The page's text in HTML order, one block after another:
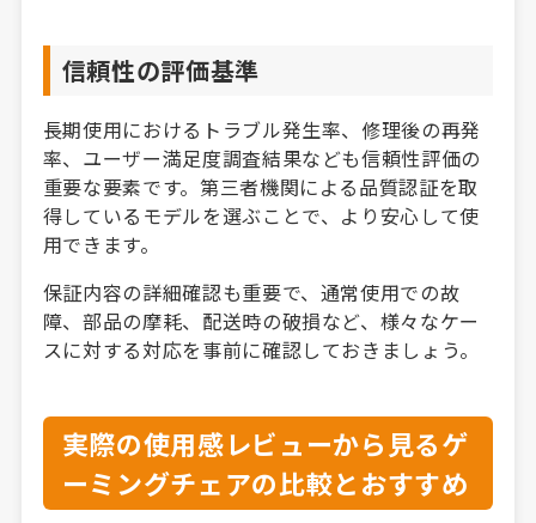
信頼性の評価基準
長期使用におけるトラブル発生率、修理後の再発
率、ユーザー満足度調査結果なども信頼性評価の
重要な要素です。第三者機関による品質認証を取
得しているモデルを選ぶことで、より安心して使
用できます。
保証内容の詳細確認も重要で、通常使用での故
障、部品の摩耗、配送時の破損など、様々なケー
スに対する対応を事前に確認しておきましょう。
実際の使用感レビューから見るゲ
ーミングチェアの比較とおすすめ